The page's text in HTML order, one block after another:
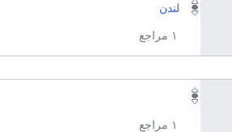
لندن
١ مراجع
١ مراجع